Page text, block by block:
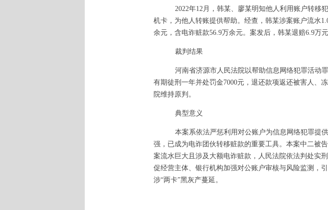
2022年12月，韩某、廖某明知他人利用账户转移
机卡，为他人转账提供帮助。经查，韩某涉案账户流水
余元，含电诈赃款56.9万余元。案发后，韩某退赔6.9万
裁判结果
河南省济源市人民法院以帮助信息网络犯罪活动
有期徒刑一年并处罚金7000元，退还款项返还被害人、
院维持原判。
典型意义
本案系依法严惩利用对公账户为信息网络犯罪提
强，已成为电诈团伙转移赃款的重要工具。本案中二被
案流水巨大且涉及大额电诈赃款，人民法院依法判处实
促经营主体、银行机构加强对公账户审核与风险监测，
涉“两卡”黑灰产蔓延。